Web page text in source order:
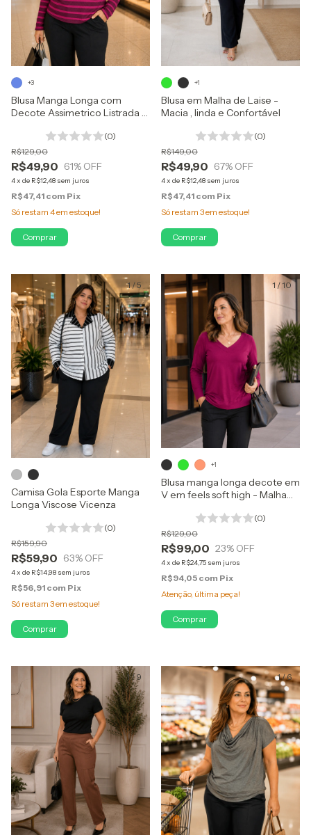
Blusa Manga Longa com
Decote Assimetrico Listrada -
(0)
R$49,90
R$129,00
61% OFF
4x de R$12,48 sem juros
R$47,41 com Pix
Só restam 4em estoque!
+3
Comprar
Blusa em Malha de Laise -
Macia , linda e Confortável
(0)
R$49,90
R$149,00
67% OFF
4x de R$12,48 sem juros
R$47,41 com Pix
Só restam 3em estoque!
+1
Comprar
1/5
Camisa Gola Esporte Manga
Longa Viscose Vicenza
(0)
R$59,90
R$159,90
63% OFF
4x de R$14,98 sem juros
R$56,91 com Pix
Só restam 3em estoque!
Comprar
1 / 10
Blusa manga longa decote em
V em feels soft high - Malha
(0)
R$99,00
R$129,00
23% OFF
4x de R$24,75 sem juros
R$94,05 com Pix
Atenção, última peça!
+1
Comprar
1/9 1/6